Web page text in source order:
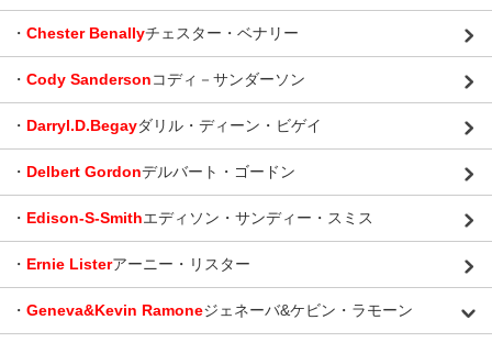
・ Chester Benallyチェスター・ベナリー
・ Cody Sandersonコディ－サンダーソン
・ Darryl.D.Begayダリル・ディーン・ビゲイ
・ Delbert Gordonデルバート・ゴードン
・ Edison-S-Smithエディソン・サンディー・スミス
・ Ernie Listerアーニー・リスター
・ Geneva&Kevin Ramoneジェネーバ&ケビン・ラモーン